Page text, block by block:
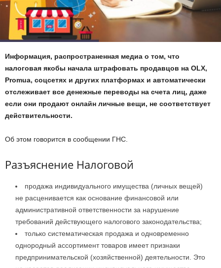
Информация, распространенная медиа о том, что
налоговая якобы начала штрафовать продавцов на OLX,
Promua, соцсетях и других платформах и автоматически
отслеживает все денежные переводы на счета лиц, даже
если они продают онлайн личные вещи, не соответствует
действительности.
Об этом говорится в сообщении ГНС.
Разъяснение Налоговой
продажа индивидуального имущества (личных вещей)
не расценивается как основание финансовой или
административной ответственности за нарушение
требований действующего налогового законодательства;
только систематическая продажа и одновременно
однородный ассортимент товаров имеет признаки
предпринимательской (хозяйственной) деятельности. Это